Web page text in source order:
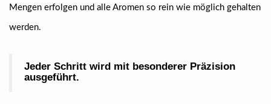
Mengen erfolgen und alle Aromen so rein wie möglich gehalten
werden.
Jeder Schritt wird mit besonderer Präzision
ausgeführt.